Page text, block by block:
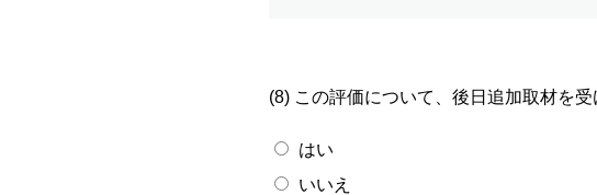
(8) この評価について、後日追加取材を受
はい
いいえ